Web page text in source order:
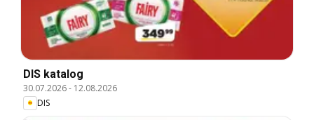
DIS katalog
30.07.2026- 12.08.2026
DIS